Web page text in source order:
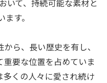
いて、持続可能な素材と
す。
ら、長い歴史を有し、
要な位置を占めていま
くの人々に愛され続け